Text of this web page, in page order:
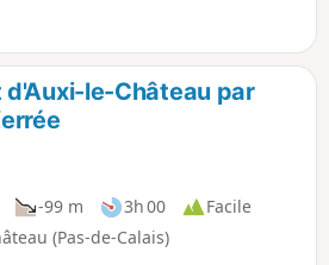
sa Chapelle Saint-Valery dite
son histoire avec la Porte Jeanne
de vues sur la baie de Somme
d'Auxi-le-Château par
-99 m 3h 00
Facile
(Pas-de-Calais)